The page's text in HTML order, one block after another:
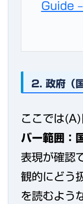
Guide
2. 政府（
ここでは(A)
バー範囲：
表現が確認
観的にどう
を読むよう